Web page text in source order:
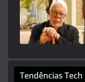
Tendências Tech